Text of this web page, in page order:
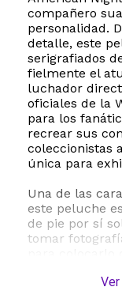
compañero
personalidad.
detalle, este
serigrafiados
fielmente el
luchador
oficiales de la
para los
recrear sus
coleccionistas
única para
Una de las
este peluche
de pie por sí
tomar
materiales de